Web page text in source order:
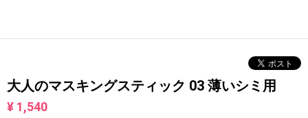
大人のマスキングスティック 03 薄いシミ用
¥ 1,540